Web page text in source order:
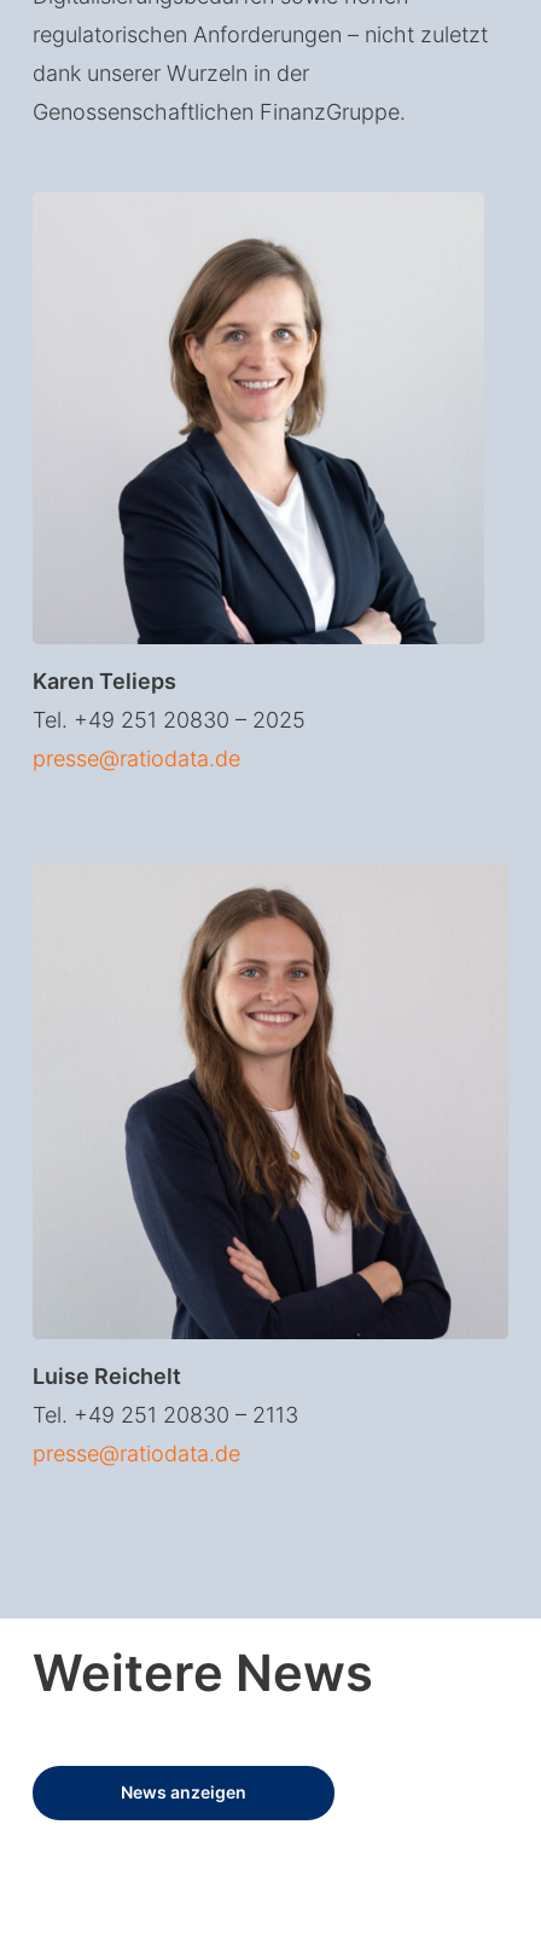
regulatorischen Anforderungen – nicht zuletzt
dank unserer Wurzeln in der
Genossenschaftlichen FinanzGruppe.
Karen Telieps
Tel. +49 251 20830 – 2025
presse@ratiodata.de
Luise Reichelt
Tel. +49 251 20830 – 2113
presse@ratiodata.de
Weitere News
News anzeigen